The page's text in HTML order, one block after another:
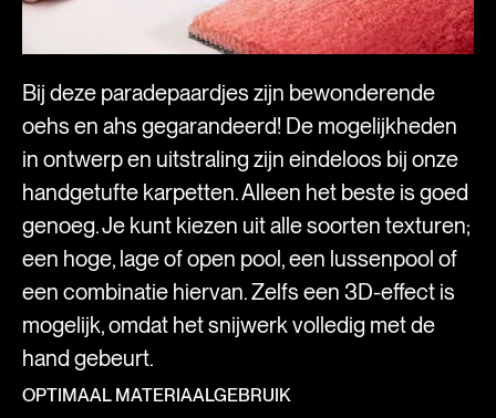
Bij deze paradepaardjes zijn bewonderende
oehs en ahs gegarandeerd! De mogelijkheden
in ontwerp en uitstraling zijn eindeloos bij onze
handgetufte karpetten. Alleen het beste is goed
genoeg. Je kunt kiezen uit alle soorten texturen;
een hoge, lage of open pool, een lussenpool of
een combinatie hiervan. Zelfs een 3D-effect is
mogelijk, omdat het snijwerk volledig met de
hand gebeurt.
OPTIMAAL MATERIAALGEBRUIK